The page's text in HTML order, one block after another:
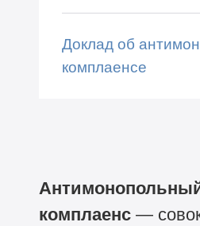
Доклад об
комплаенсе
комплаенс—